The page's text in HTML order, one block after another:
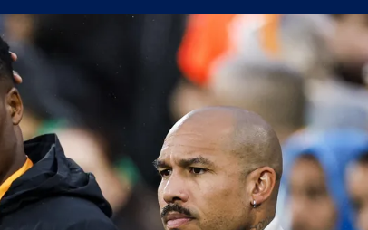
можем да очакваме нищо на реванша
всички билети за реванша